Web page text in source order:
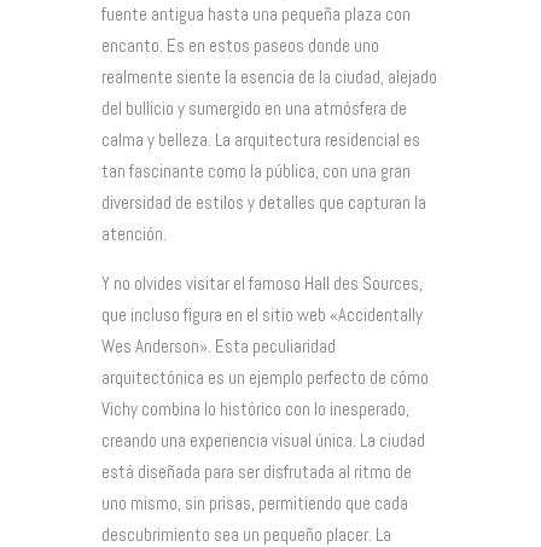
fuente antigua hasta una pequeña plaza con
encanto. Es en estos paseos donde uno
realmente siente la esencia de la ciudad, alejado
del bullicio y sumergido en una atmósfera de
calma y belleza. La arquitectura residencial es
tan fascinante como la pública, con una gran
diversidad de estilos y detalles que capturan la
atención.
Y no olvides visitar el famoso Hall des Sources,
que incluso figura en el sitio web «Accidentally
Wes Anderson». Esta peculiaridad
arquitectónica es un ejemplo perfecto de cómo
Vichy combina lo histórico con lo inesperado,
creando una experiencia visual única. La ciudad
está diseñada para ser disfrutada al ritmo de
uno mismo, sin prisas, permitiendo que cada
descubrimiento sea un pequeño placer. La